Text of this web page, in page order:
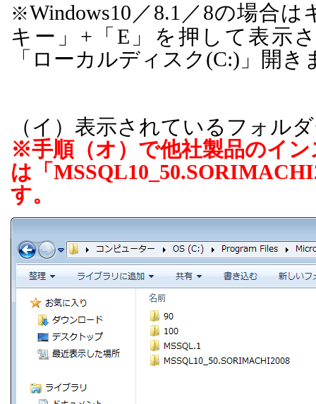
※Windows10 ／8.1 ／8の場合は
キー」 + 「 E 」を押して表示
「ローカルディスク (C:) 」開き
（イ）表示されているフォル
※手順（オ）で他社製品のイ
は「
す。